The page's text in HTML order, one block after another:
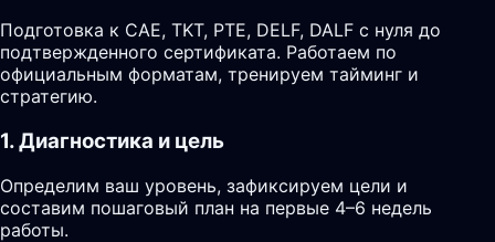
Подготовка к CAE, TKT, PTE, DELF, DALF с нуля до
подтвержденного сертификата. Работаем по
официальным форматам, тренируем тайминг и
стратегию.
1. Диагностика и цель
Определим ваш уровень, зафиксируем цели и
составим пошаговый план на первые 4–6 недель
работы.